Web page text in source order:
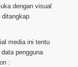
dengan visual
media ini tentu
pengguna
: